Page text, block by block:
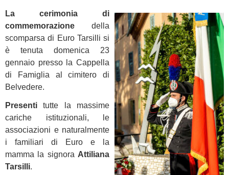
La cerimonia di
commemorazione della
scomparsa di Euro Tarsilli si
è tenuta domenica 23
gennaio presso la Cappella
di Famiglia al cimitero di
Belvedere.
Presenti tutte la massime
cariche istituzionali, le
associazioni e naturalmente
i familiari di Euro e la
mamma la signora Attiliana
Tarsilli.